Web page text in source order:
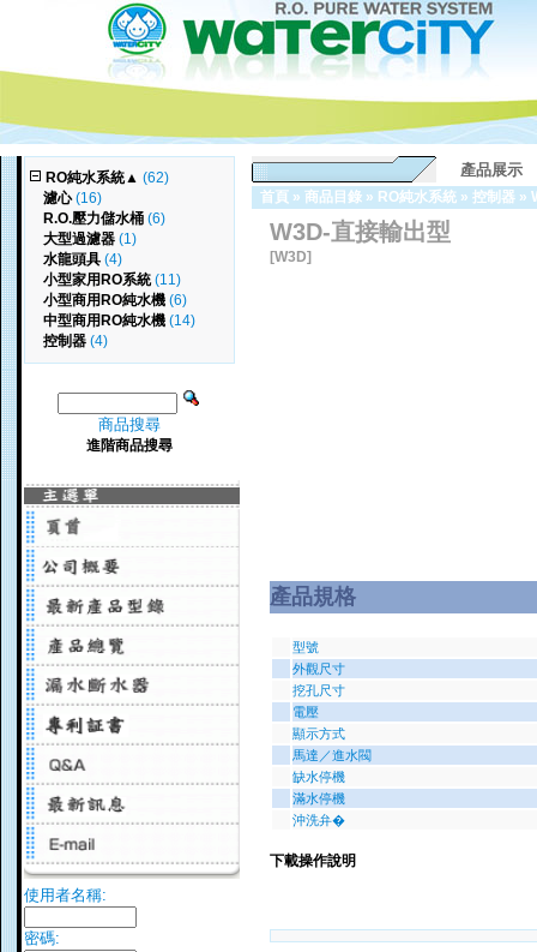
RO純水系統▲ (62)
濾心(16)
R.O.壓力儲水桶 (6)
大型過濾器 (1)
水龍頭具 (4)
小型家用RO系統(11)
小型商用RO純水機 (6)
中型商用RO純水機 (14)
控制器 (4)
商品搜尋
進階商品搜尋
使用者名稱:
密碼:
產品展示
首頁 » 商品目錄 » RO純水系統 » 控制器 »
W3D-直接輸出型
[W3D]
產品規格
型號
外觀尺寸
挖孔尺寸
電壓
顯示方式
馬達／進水閥
缺水停機
滿水停機
沖洗弁�
下載操作說明